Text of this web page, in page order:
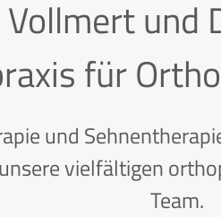
Vollmert und
für
und
vielfältigen
Team.